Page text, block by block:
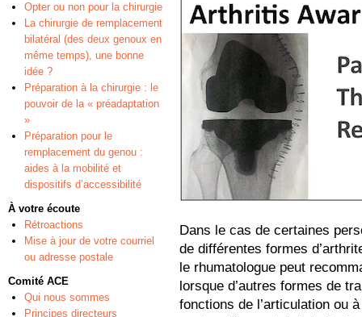
Opter ou non pour la chirurgie
La chirurgie de remplacement
bilatéral (des deux genoux en
même temps), une bonne
idée ?
Préparation à la chirurgie : le
pouvoir de la « préadaptation
»
Préparation pour le
remplacement du genou :
aides à la mobilité et
dispositifs d’accessibilité
À votre écoute
Rétroactions
Mise à jour de votre courriel
ou adresse postale
Comité ACE
Qui nous sommes
Principes directeurs
Dans le cas de certaines
de différentes formes
le rhumatologue peut
lorsque d’autres formes de
fonctions de l’articulation ou